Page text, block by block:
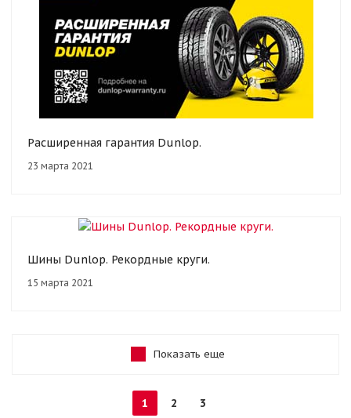
Расширенная гарантия Dunlop.
23 марта 2021
Шины Dunlop. Рекордные круги.
15 марта 2021
Показать еще
1 2 3